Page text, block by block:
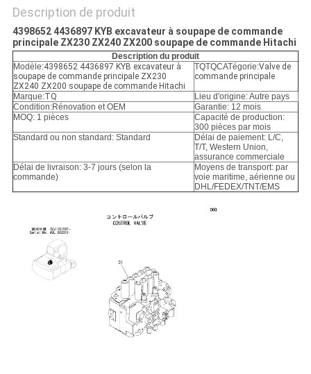
POLITIQUE
DE
CONFIDENTIALITÉ
Description de produit
4398652 4436897 KYB excavateur à soupape de commande
principale ZX230 ZX240 ZX200 soupape de commande Hitachi
Description du produit
Modèle:4398652 4436897 KYB excavateur à
soupape de commande principale ZX230
ZX240 ZX200 soupape de commande Hitachi
TQTQCATégorie:Valve de
commande principale
Marque:TQ
Lieu d'origine: Autre pays
Condition:Rénovation et OEM
Garantie: 12 mois
MOQ: 1 pièces
Capacité de production:
300 pièces par mois
Standard ou non standard: Standard
Délai de paiement: L/C,
T/T, Western Union,
assurance commerciale
Délai de livraison: 3-7 jours (selon la
commande)
Moyens de transport: par
voie maritime, aérienne ou
DHL/FEDEX/TNT/EMS